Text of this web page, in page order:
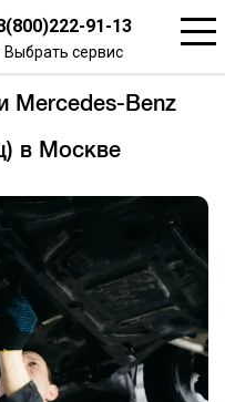
91-13
Выбрать сервис
Mercedes-Benz
в Москве